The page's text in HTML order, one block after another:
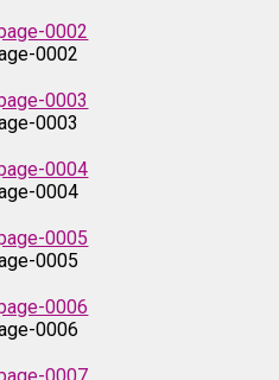
0002
0003
0004
0005
0006